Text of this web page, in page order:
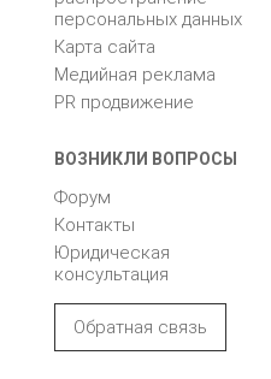
персональных данных
Карта сайта
Медийная реклама
PR продвижение
ВОЗНИКЛИ ВОПРОСЫ
Форум
Контакты
Юридическая
консультация
Обратная связь